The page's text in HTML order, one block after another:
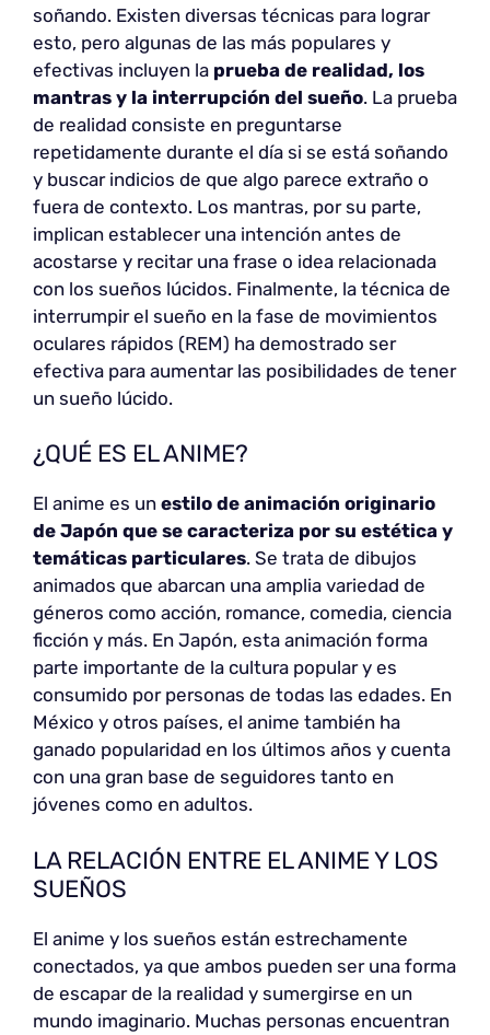
soñando. Existen diversas técnicas para lograr
esto, pero algunas de las más populares y
efectivas incluyen la prueba de realidad, los
mantras y la interrupción del sueño. La prueba
de realidad consiste en preguntarse
repetidamente durante el día si se está soñando
y buscar indicios de que algo parece extraño o
fuera de contexto. Los mantras, por su parte,
implican establecer una intención antes de
acostarse y recitar una frase o idea relacionada
con los sueños lúcidos. Finalmente, la técnica de
interrumpir el sueño en la fase de movimientos
oculares rápidos (REM) ha demostrado ser
efectiva para aumentar las posibilidades de tener
un sueño lúcido.
¿QUÉ ES EL ANIME?
El anime es un estilo de animación originario
de Japón que se caracteriza por su estética y
temáticas particulares. Se trata de dibujos
animados que abarcan una amplia variedad de
géneros como acción, romance, comedia, ciencia
ficción y más. En Japón, esta animación forma
parte importante de la cultura popular y es
consumido por personas de todas las edades. En
México y otros países, el anime también ha
ganado popularidad en los últimos años y cuenta
con una gran base de seguidores tanto en
jóvenes como en adultos.
LA RELACIÓN ENTRE EL ANIME Y LOS
SUEÑOS
El anime y los sueños están estrechamente
conectados, ya que ambos pueden ser una forma
de escapar de la realidad y sumergirse en un
mundo imaginario. Muchas personas encuentran